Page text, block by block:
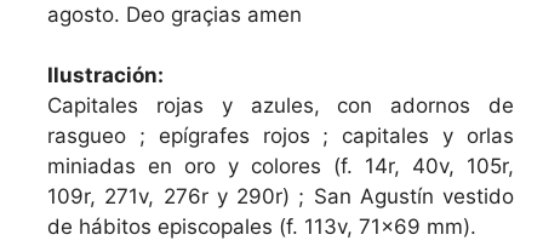
agosto. Deo graçias amen
Ilustración:
Capitales rojas y azules, con adornos de
rasgueo ; epígrafes rojos ; capitales y orlas
miniadas en oro y colores (f. 14r, 40v, 105r,
109r, 271v, 276r y 290r) ; San Agustín vestido
de hábitos episcopales (f. 113v, 71x69 mm).